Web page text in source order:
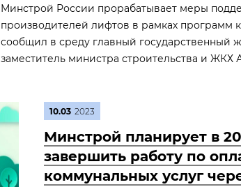
Минстрой России прорабатывает меры
производителей лифтов в рамках программ
сообщил в среду главный государственный
заместитель министра строительства и ЖКХ
10.03 2023
Минстрой планирует в
завершить работу по
коммунальных услуг